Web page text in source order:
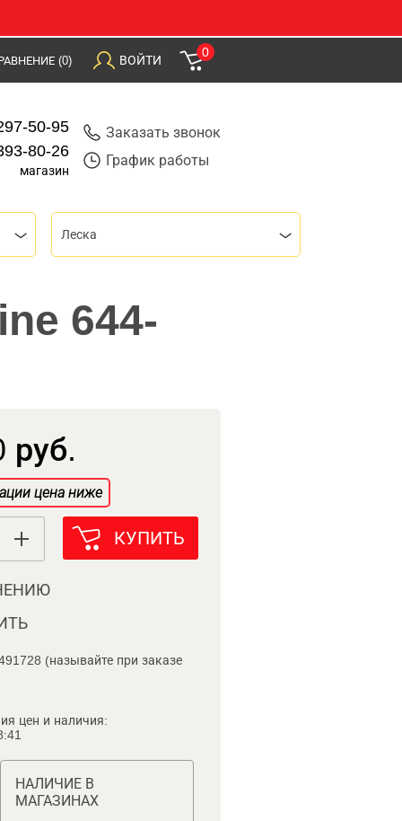
(0) ВОЙТИ
0
50-95
80-26
магазин
Заказать звонок
График работы
Леска
644-
руб.
цена ниже
КУПИТЬ
(называйте при заказе
цен и наличия:
НАЛИЧИЕ В
МАГАЗИНАХ